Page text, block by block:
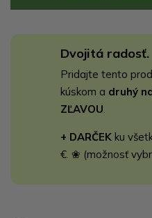
Dvojitá radosť.
Pridajte tento
kúskom a druhý
ZĽAVOU
+ DARČEK ku
€. ❀ (možnosť